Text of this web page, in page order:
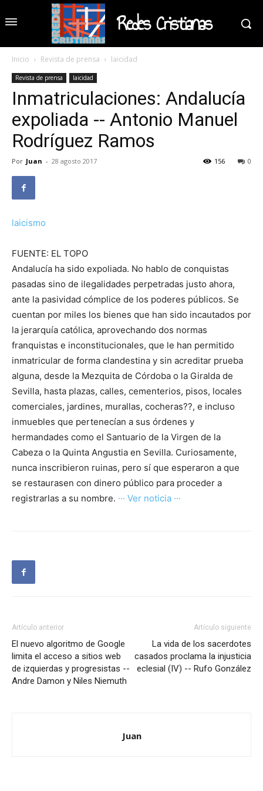
Redes Cristianas
Inicio Revista de prensa laicidad
Revista de prensa laicidad
Inmatriculaciones: Andalucía
expoliada -- Antonio Manuel
Rodríguez Ramos
Por Juan - 28 agosto 2017 0
156
laicismo
FUENTE: EL TOPO
Andalucía ha sido expoliada. No hablo de conquistas
pasadas sino de ilegalidades perpetradas justo ahora,
ante la pasividad cómplice de los poderes públicos. Se
cuentan por miles los bienes que han sido incautados por
la jerarquía católica, aprovechando dos normas
franquistas e inconstitucionales, que le han permitido
inmatricular de forma clandestina y sin acreditar prueba
alguna, desde la Mezquita de Córdoba o la Giralda de
Sevilla, hasta plazas, calles, cementerios, pisos, locales
comerciales, jardines, murallas, cocheras??, e incluso
inmuebles que pertenecían a sus órdenes y
hermandades como el Santuario de la Virgen de la
Cabeza o la Quinta Angustia en Sevilla. Curiosamente,
nunca inscribieron ruinas, pero sí que esperaron a que
se restaurasen con dinero público para proceder a
registrarlas a su nombre. ··· Ver noticia ···
Artículo anterior
El nuevo algoritmo de Google
limita el acceso a sitios web
de izquierdas y progresistas --
Andre Damon y Niles Niemuth
Artículo siguiente
La vida de los sacerdotes
casados proclama la injusticia
eclesial (IV) -- Rufo González
Juan